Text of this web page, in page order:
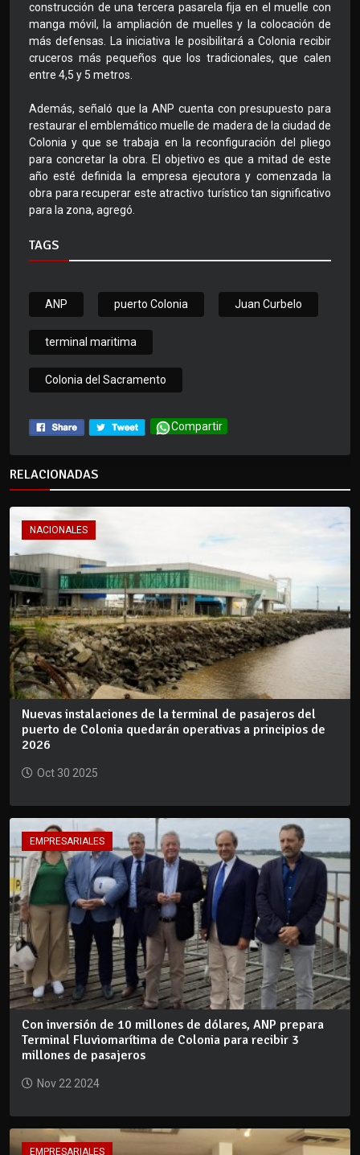
construcción de una tercera pasarela fija en el muelle con
manga móvil, la ampliación de muelles y la colocación de
más defensas. La iniciativa le posibilitará a Colonia recibir
cruceros más pequeños que los tradicionales, que calen
entre 4,5 y 5 metros.
Además, señaló que la ANP cuenta con presupuesto para
restaurar el emblemático muelle de madera de la ciudad de
Colonia y que se trabaja en la reconfiguración del pliego
para concretar la obra. El objetivo es que a mitad de este
año esté definida la empresa ejecutora y comenzada la
obra para recuperar este atractivo turístico tan significativo
para la zona, agregó.
TAGS
ANP puerto Colonia Juan Curbelo
terminal maritima
Colonia del Sacramento
Compartir
RELACIONADAS
NACIONALES
Nuevas instalaciones de la terminal de pasajeros del
puerto de Colonia quedarán operativas a principios de
2026
Oct 30 2025
EMPRESARIALES
Con inversión de 10 millones de dólares, ANP prepara
Terminal Fluviomarítima de Colonia para recibir 3
millones de pasajeros
Nov 22 2024
EMPRESARIALES